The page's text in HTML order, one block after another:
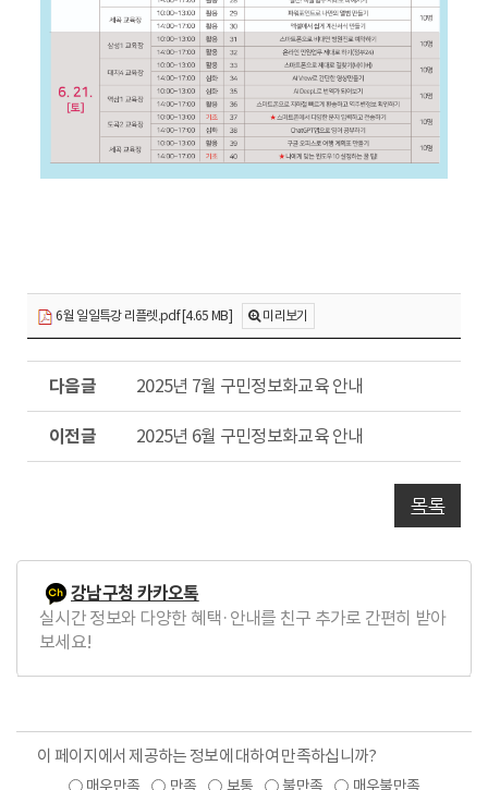
6월 일일특강 리플렛.pdf [4.65 MB] 미리보기
글
2025년 7월 구민정보화교육 안내
글
2025년 6월 구민정보화교육 안내
목록
강남구청 카카오톡
실시간 정보와 다양한 혜택·안내를 친구 추가로 간편히 받아
보세요!
이 페이지에서 제공하는 정보에 대하여 만족하십니까?
매우만족 만족 보통 불만족 매우불만족